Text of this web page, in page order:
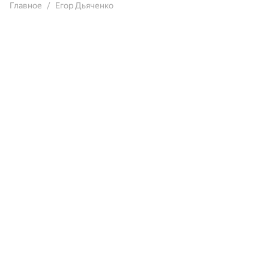
Главное Егор Дьяченко